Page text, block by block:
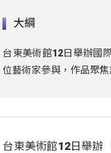
大綱
台東美術館12日舉辦國
位藝術家參與，作品聚
台東美術館12日舉辦